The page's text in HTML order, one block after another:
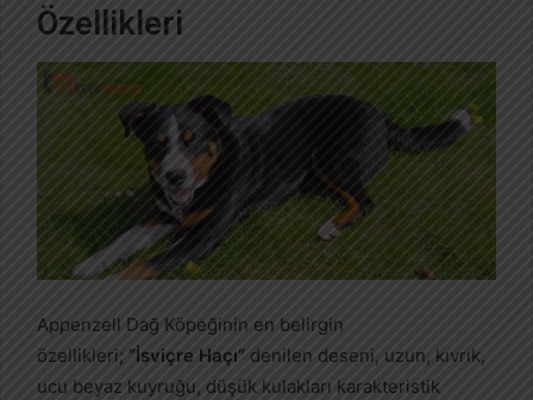
Özellikleri
Appenzell Dağ Köpeğinin en belirgin
özellikleri; ”İsviçre Haçı” denilen deseni, uzun, kıvrık,
ucu beyaz kuyruğu, düşük kulakları karakteristik